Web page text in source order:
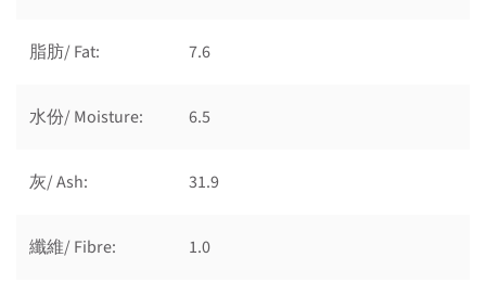
脂肪/ Fat: 7.6
水份/ Moisture: 6.5
灰/ Ash: 31.9
纖維/ Fibre: 1.0